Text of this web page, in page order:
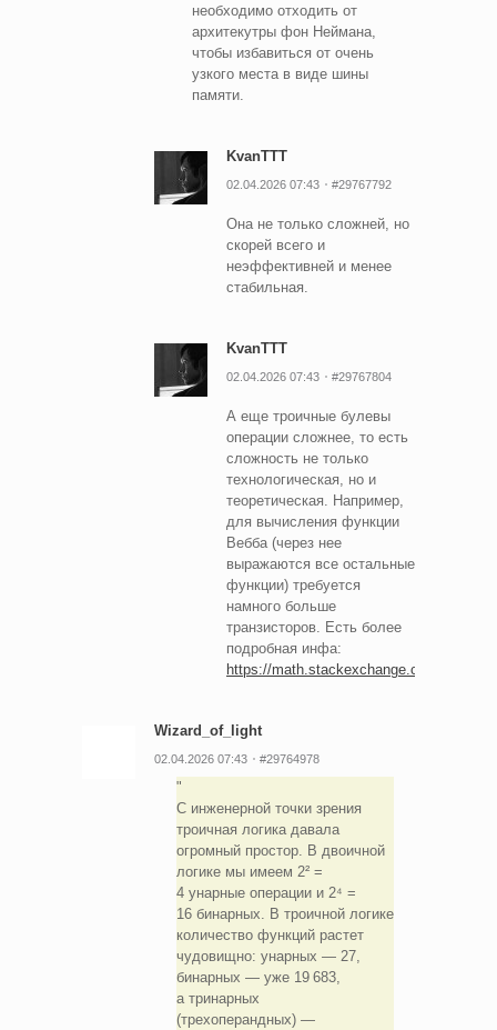
необходимо отходить от
архитекутры фон Неймана,
чтобы избавиться от очень
узкого места в виде шины
памяти.
KvanTTT
02.04.2026 07:43 #29767792
Она не только сложней, но
скорей всего и
неэффективней и менее
стабильная.
KvanTTT
02.04.2026 07:43 #29767804
А еще троичные булевы
операции сложнее, то есть
сложность не только
технологическая, но и
теоретическая. Например,
для вычисления функции
Вебба (через нее
выражаются все остальные
функции) требуется
намного больше
транзисторов. Есть более
подробная инфа:
https://math.stackexchange.com/q/
Wizard_of_light
02.04.2026 07:43 #29764978
С инженерной точки зрения
троичная логика давала
огромный простор. В двоичной
логике мы имеем 2² =
4 унарные операции и 2⁴ =
16 бинарных. В троичной логике
количество функций растет
чудовищно: унарных — 27,
бинарных — уже 19 683,
а тринарных
(трехоперандных) —